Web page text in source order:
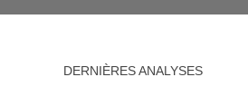
DERNIÈRES ANALYSES